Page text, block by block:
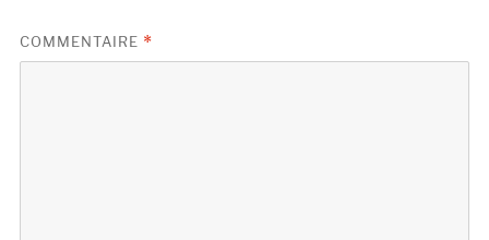
COMMENTAIRE *